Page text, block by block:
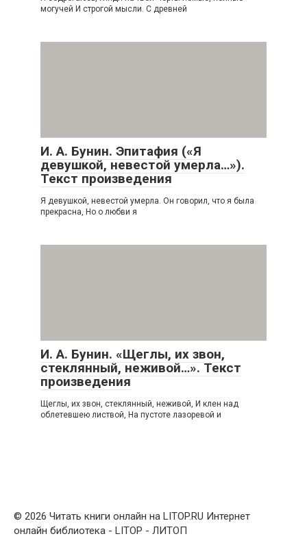
могучей И строгой мысли. С древней
И. А. Бунин. Эпитафия («Я
девушкой, невестой умерла…»).
Текст произведения
Я девушкой, невестой умерла. Он говорил, что я была
прекрасна, Но о любви я
И. А. Бунин. «Щеглы, их звон,
стеклянный, неживой…». Текст
произведения
Щеглы, их звон, стеклянный, неживой, И клен над
облетевшею листвой, На пустоте лазоревой и
© 2026 Читать книги онлайн на LITOP.RU Интернет
онлайн библиотека - LITOP - ЛИТОП